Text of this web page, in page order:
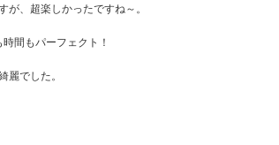
が、超楽しかったですね～。
間もパーフェクト！
麗でした。